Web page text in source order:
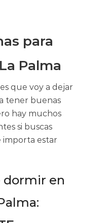
para
Palma
que voy a dejar
tener buenas
hay muchos
si buscas
estar
dormir en